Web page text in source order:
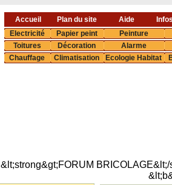
Accueil Plan du site Aide
Electricité
Papier peint
Peinture
Toitures
Décoration
Alarme
Chauffage
Climatisation Ecologie Habitat
&lt;strong&gt;FORUM